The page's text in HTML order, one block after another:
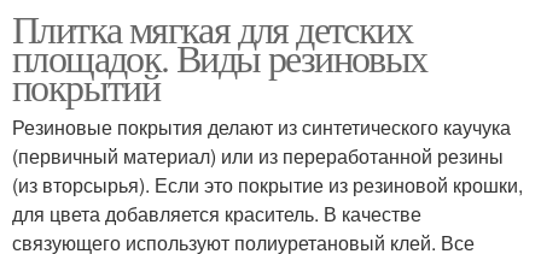
Плитка мягкая для детских
площадок. Виды резиновых
покрытий
Резиновые покрытия делают из синтетического каучука
(первичный материал) или из переработанной резины
(из вторсырья). Если это покрытие из резиновой крошки,
для цвета добавляется краситель. В качестве
связующего используют полиуретановый клей. Все